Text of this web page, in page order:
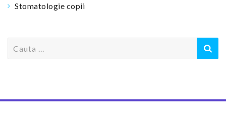
Stomatologie copii
h